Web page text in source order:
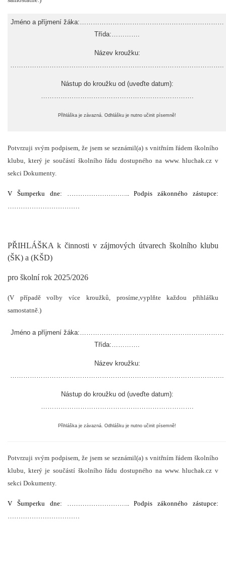
Jméno a příjmení žáka:…………………………………………………………
Třída:………….
Název kroužku:
……………………………………………………………………………………..
Nástup do kroužku od (uveďte datum):
…………………………………………………………….
Přihláška je závazná. Odhlášku je nutno učinit písemně!
Potvrzuji svým podpisem, že jsem se seznámil(a) s vnitřním řádem školního
klubu, který je součástí školního řádu dostupného na www. hluchak.cz v
sekci Dokumenty.
V Šumperku dne: ……………………….. Podpis zákonného zástupce:
PŘIHLÁŠKA k činnosti v zájmových útvarech školního klubu
(ŠK) a (KŠD)
pro školní rok 2025/2026
(V případě volby více kroužků, prosíme,vyplňte každou přihlášku
samostatně.)
Jméno a příjmení žáka:…………………………………………………………
Třída:………….
Název kroužku:
Nástup do kroužku od (uveďte datum):
…………………………………………………………….
Přihláška je závazná. Odhlášku je nutno učinit písemně!
Potvrzuji svým podpisem, že jsem se seznámil(a) s vnitřním řádem školního
klubu, který je součástí školního řádu dostupného na www. hluchak.cz v
sekci Dokumenty.
V Šumperku dne: ……………………….. Podpis zákonného zástupce:
……………………………